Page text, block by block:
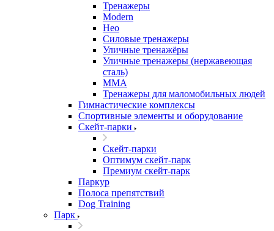
Тренажеры
Modern
Нео
Силовые тренажеры
Уличные тренажёры
Уличные тренажеры (нержавеющая
сталь)
ММА
Тренажеры для маломобильных людей
Гимнастические комплексы
Спортивные элементы и оборудование
Скейт-парки
Скейт-парки
Оптимум скейт-парк
Премиум скейт-парк
Паркур
Полоса препятствий
Dog Training
Парк